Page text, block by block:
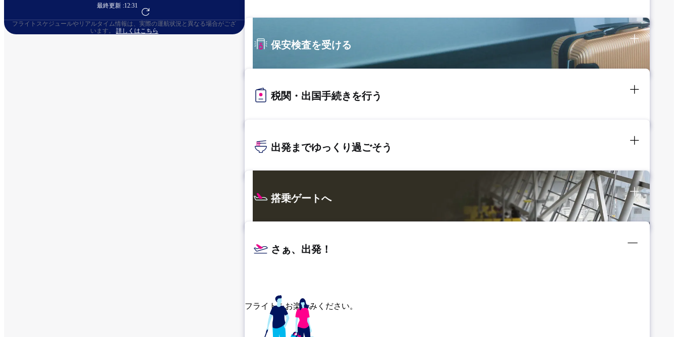
最終更新 :12:31
フライト予約へ
フライトスケジュールやリアルタイム情報は、実際の運航状況と異なる場合がござ
います。 詳しくはこちら
保安検査を受ける
税関・出国手続きを行う
出発までゆっくり過ごそう​
搭乗ゲートへ
さぁ、出発！
フライトをお楽しみください。